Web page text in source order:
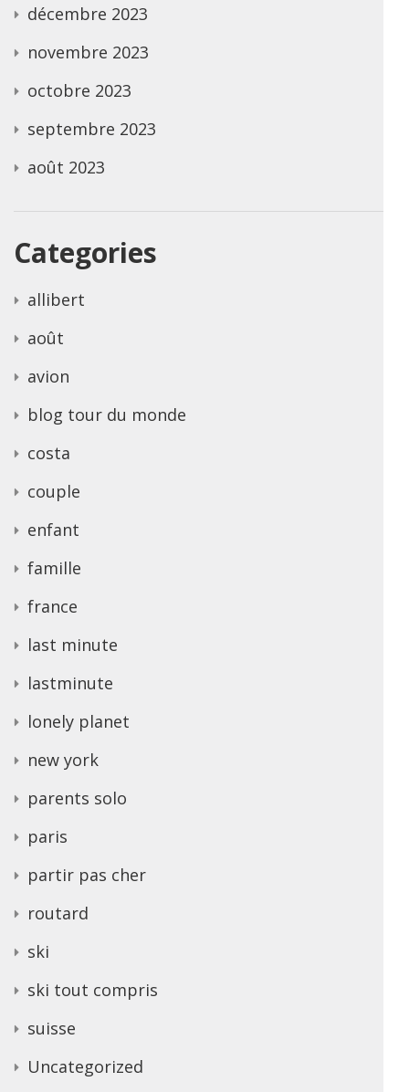
décembre 2023
novembre 2023
octobre 2023
septembre 2023
août 2023
Categories
allibert
août
avion
blog tour du monde
costa
couple
enfant
famille
france
last minute
lastminute
lonely planet
new york
parents solo
paris
partir pas cher
routard
ski
ski tout compris
suisse
Uncategorized